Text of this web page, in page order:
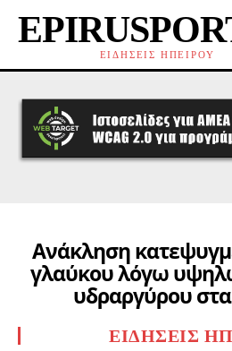
ΕΙΔΗΣΕΙΣ ΗΠΕΙΡΟΥ
Ανάκληση
γλαύκου λόγω
υδραργύρου
ΕΙΔΉΣΕΙΣ